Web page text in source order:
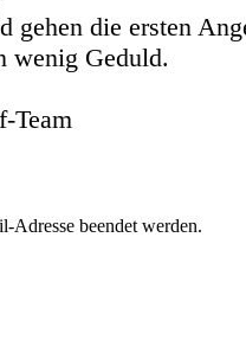
gehen die ersten
wenig Geduld.
Team
beendet werden.